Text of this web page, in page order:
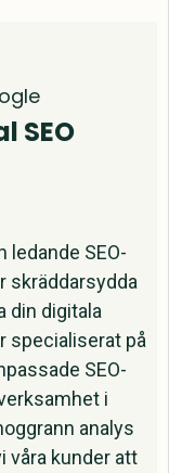
SEO
ledande SEO-
skräddarsydda
din digitala
specialiserat på
SEO-
i
analys
våra kunder att